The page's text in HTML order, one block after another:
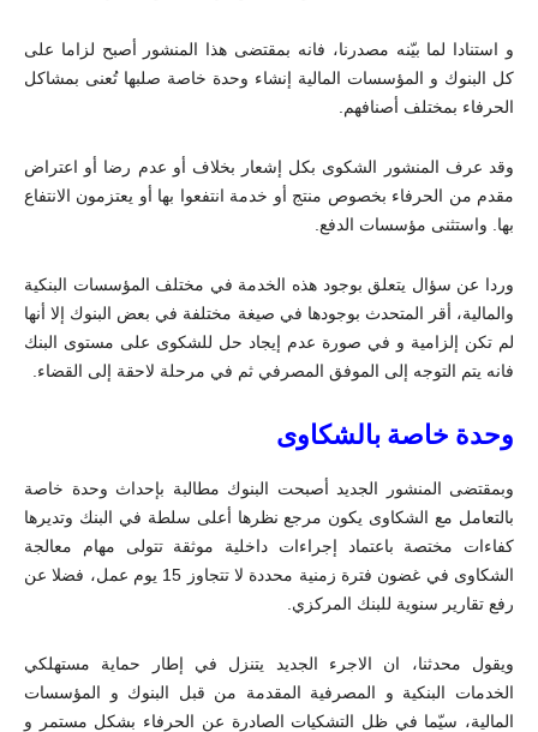
و استنادا لما بيّنه مصدرنا، فانه بمقتضى هذا المنشور أصبح لزاما على
كل البنوك و المؤسسات المالية إنشاء وحدة خاصة صلبها تُعنى بمشاكل
الحرفاء بمختلف أصنافهم.
وقد عرف المنشور الشكوى بكل إشعار بخلاف أو عدم رضا أو اعتراض
مقدم من الحرفاء بخصوص منتج أو خدمة انتفعوا بها أو يعتزمون الانتفاع
بها. واستثنى مؤسسات الدفع.
وردا عن سؤال يتعلق بوجود هذه الخدمة في مختلف المؤسسات البنكية
والمالية، أقر المتحدث بوجودها في صيغة مختلفة في بعض البنوك إلا أنها
لم تكن إلزامية و في صورة عدم إيجاد حل للشكوى على مستوى البنك
فانه يتم التوجه إلى الموفق المصرفي ثم في مرحلة لاحقة إلى القضاء.
وحدة خاصة بالشكاوى
وبمقتضى المنشور الجديد أصبحت البنوك مطالبة بإحداث وحدة خاصة
بالتعامل مع الشكاوى يكون مرجع نظرها أعلى سلطة في البنك وتديرها
كفاءات مختصة باعتماد إجراءات داخلية موثقة تتولى مهام معالجة
الشكاوى في غضون فترة زمنية محددة لا تتجاوز 15 يوم عمل، فضلا عن
رفع تقارير سنوية للبنك المركزي.
ويقول محدثنا، ان الاجرء الجديد يتنزل في إطار حماية مستهلكي
الخدمات البنكية و المصرفية المقدمة من قبل البنوك و المؤسسات
المالية، سيّما في ظل التشكيات الصادرة عن الحرفاء بشكل مستمر و